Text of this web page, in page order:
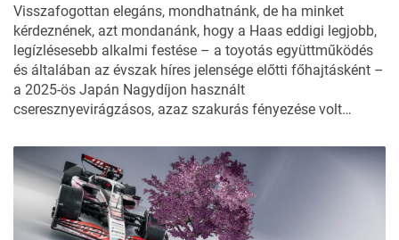
Visszafogottan elegáns, mondhatnánk, de ha minket
kérdeznének, azt mondanánk, hogy a Haas eddigi legjobb,
legízlésesebb alkalmi festése – a toyotás együttműködés
és általában az évszak híres jelensége előtti főhajtásként –
a 2025-ös Japán Nagydíjon használt
cseresznyevirágzásos, azaz szakurás fényezése volt…